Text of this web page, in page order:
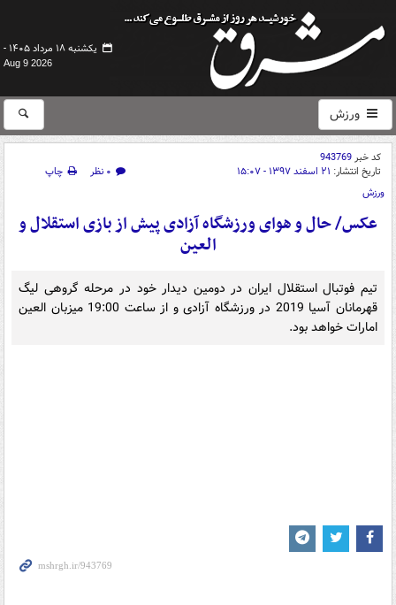
یکشنبه ۱۸ مرداد ۱۴۰۵ -
Aug 9 2026
ورزش
کد خبر943769
تاریخ انتشار: ۲۱ اسفند ۱۳۹۷ - ۱۵:۰۷ ۰ نظر
چاپ
ورزش
عکس/ حال و هوای ورزشگاه آزادی پیش از بازی استقلال و
العین
تیم فوتبال استقلال ایران در دومین دیدار خود در مرحله گروهی لیگ
قهرمانان آسیا 2019 در ورزشگاه آزادی و از ساعت 19:00 میزبان العین
امارات خواهد بود.